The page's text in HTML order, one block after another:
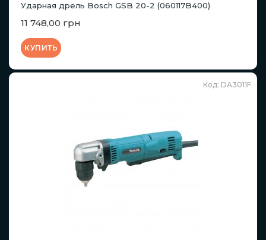
Ударная дрель Bosch GSB 20-2 (060117B400)
11 748,00 грн
КУПИТЬ
Код: DA3011F